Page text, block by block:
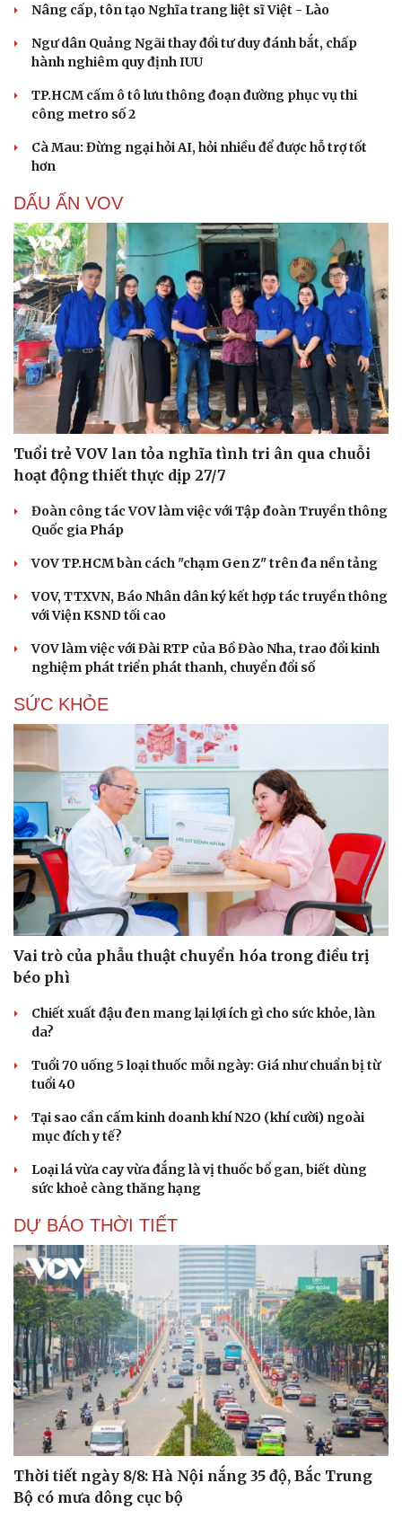
Cải chính
Nâng cấp, tôn tạo Nghĩa trang liệt sĩ Việt - Lào
Ngư dân Quảng Ngãi thay đổi tư duy đánh bắt, chấp
hành nghiêm quy định IUU
TP.HCM cấm ô tô lưu thông đoạn đường phục vụ thi
công metro số 2
Cà Mau: Đừng ngại hỏi AI, hỏi nhiều để được hỗ trợ tốt
hơn
DẤU ẤN VOV
Tuổi trẻ VOV lan tỏa nghĩa tình tri ân qua chuỗi
hoạt động thiết thực dịp 27/7
Đoàn công tác VOV làm việc với Tập đoàn Truyền thông
Quốc gia Pháp
VOV TP.HCM bàn cách "chạm Gen Z" trên đa nền tảng
VOV, TTXVN, Báo Nhân dân ký kết hợp tác truyền thông
với Viện KSND tối cao
VOV làm việc với Đài RTP của Bồ Đào Nha, trao đổi kinh
nghiệm phát triển phát thanh, chuyển đổi số
SỨC KHỎE
Vai trò của phẫu thuật chuyển hóa trong điều trị
béo phì
Chiết xuất đậu đen mang lại lợi ích gì cho sức khỏe, làn
da?
Tuổi 70 uống 5 loại thuốc mỗi ngày: Giá như chuẩn bị từ
tuổi 40
Tại sao cần cấm kinh doanh khí N2O (khí cười) ngoài
mục đích y tế?
Loại lá vừa cay vừa đắng là vị thuốc bổ gan, biết dùng
sức khoẻ càng thăng hạng
DỰ BÁO THỜI TIẾT
Thời tiết ngày 8/8: Hà Nội nắng 35 độ, Bắc Trung
Bộ có mưa dông cục bộ